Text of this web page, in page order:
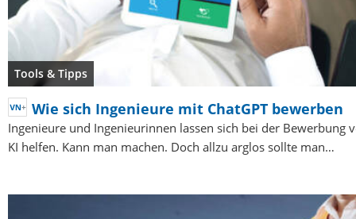
Tools & Tipps
Wie sich Ingenieure mit ChatGPT bewerben
Ingenieure und Ingenieurinnen lassen sich bei der Bewerbung
KI helfen. Kann man machen. Doch allzu arglos sollte man…